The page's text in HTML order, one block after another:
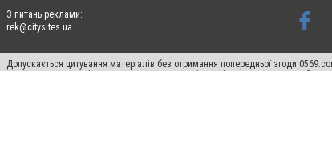
З питань реклами:
rek@citysites.ua
Допускається цитування матеріалів без отримання попередньої згоди
пошукових систем гіперпосилання на цитовані статті не нижче другого